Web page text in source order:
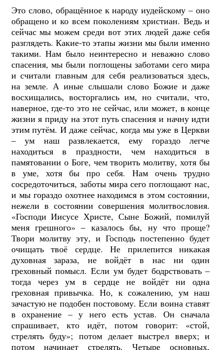
Это слово, обращённое к народу иудейскому – оно
обращено и ко всем поколениям христиан. Ведь и
сейчас мы можем среди вот этих людей даже себя
разглядеть. Какие-то этапы жизни мы были именно
такими. Нам было неинтересно и неважно слово
спасения, мы были поглощены заботами сего мира
и считали главным для себя реализоваться здесь,
на земле. А иные слышали слово Божие и даже
восхищались, восторгались им, но считали, что,
наверное, где-то это не сейчас, или может, в конце
жизни я приду на этот путь спасения и начну идти
этим путём. И даже сейчас, когда мы уже в Церкви
– ум наш развлекается, ему гораздо легче
находиться в праздности, чем находиться в
памятовании о Боге, чем творить молитву, хотя бы
в уме, хотя бы про себя. Нам очень трудно
сосредоточиться, заботы мира сего поглощают нас,
и мы гораздо охотнее находимся в этом состоянии,
нежели в состоянии совершения молитвословия.
«Господи Иисусе Христе, Сыне Божий, помилуй
меня грешного» – казалось бы, ну что проще?
Твори молитву эту, и Господь постепенно будет
очищать твоё сердце. Не прилепится никакая
духовная зараза, не войдёт в нас ни один
греховный помысл. Если ум будет бодрствовать –
тогда через ум в сердце не войдёт ни одна
греховная привычка. Но, к сожалению, ум наш
зачастую не подобен постовому.Если воина ставят
в охранение – у него есть устав. Он сначала
спрашивает, кто идёт, потом говорит: «стой,
стрелять буду»; потом делает выстрел вверх; и
потом начинает стрелять. Четыре основных,